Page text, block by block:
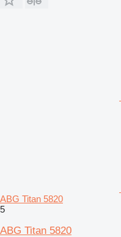
ABG Titan 5820
5
ABG Titan 5820